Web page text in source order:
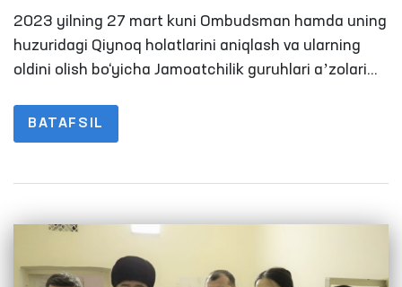
son jazoni ijro etish muassasasidagi
sharoitlar o‘rganildi
2023 yilning 27 mart kuni Ombudsman hamda uning
huzuridagi Qiynoq holatlarini aniqlash va ularning
oldini olish bo‘yicha Jamoatchilik guruhlari aʼzolari
etish muassasasiga monitoring tashrifi amalga
oshirildi. Unda mahalliy va xalqaro OAV ham bevosita
BATAFSIL